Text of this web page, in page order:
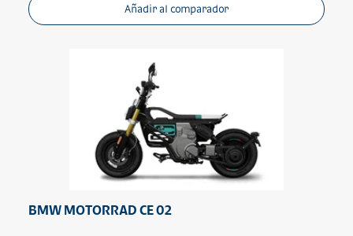
Añadir al comparador
BMW MOTORRAD CE 02